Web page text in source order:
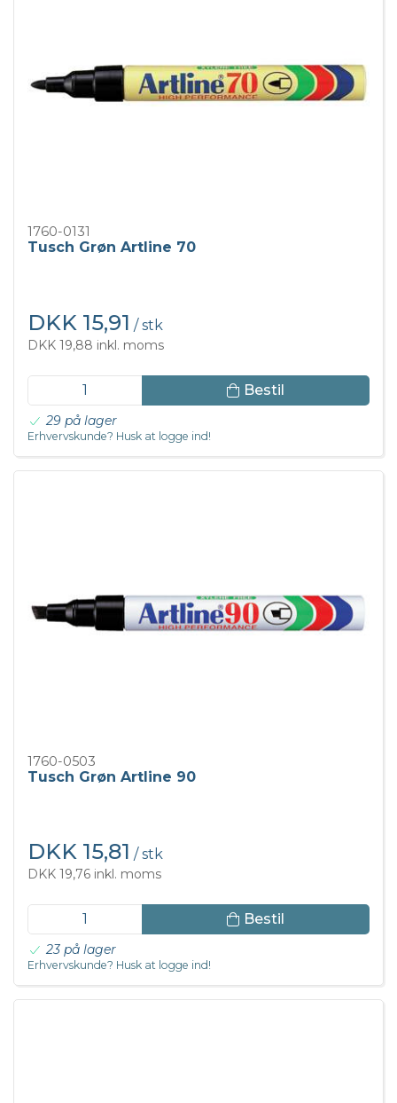
1760-0131
Tusch Grøn Artline 70
DKK 15,91 / stk
DKK 19,88 inkl. moms
Bestil
29 på lager
Erhvervskunde? Husk at logge ind!
1760-0503
Tusch Grøn Artline 90
DKK 15,81 / stk
DKK 19,76 inkl. moms
Bestil
23 på lager
Erhvervskunde? Husk at logge ind!